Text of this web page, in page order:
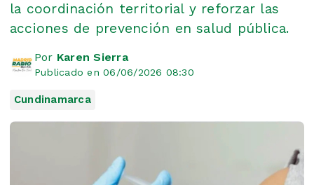
la coordinación territorial y reforzar las
acciones de prevención en salud pública.
Por Karen Sierra
Publicado en 06/06/2026 08:30
Cundinamarca